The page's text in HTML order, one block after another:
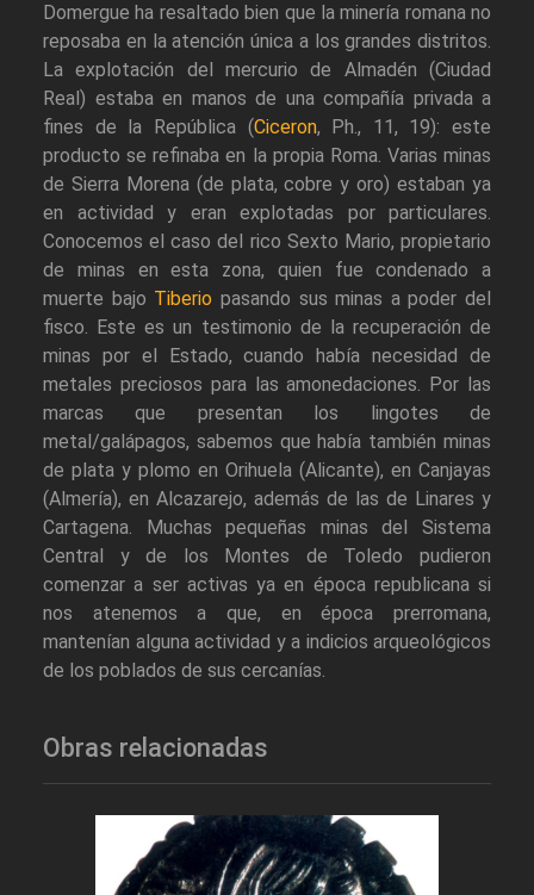
Domergue ha resaltado bien que la minería romana no
reposaba en la atención única a los grandes distritos.
La explotación del mercurio de Almadén (Ciudad
Real) estaba en manos de una compañía privada a
fines de la República (Ciceron, Ph., 11, 19): este
producto se refinaba en la propia Roma. Varias minas
de Sierra Morena (de plata, cobre y oro) estaban ya
en actividad y eran explotadas por particulares.
Conocemos el caso del rico Sexto Mario, propietario
de minas en esta zona, quien fue condenado a
muerte bajo Tiberio pasando sus minas a poder del
fisco. Este es un testimonio de la recuperación de
minas por el Estado, cuando había necesidad de
metales preciosos para las amonedaciones. Por las
marcas que presentan los lingotes de
metal/galápagos, sabemos que había también minas
de plata y plomo en Orihuela (Alicante), en Canjayas
(Almería), en Alcazarejo, además de las de Linares y
Cartagena. Muchas pequeñas minas del Sistema
Central y de los Montes de Toledo pudieron
comenzar a ser activas ya en época republicana si
nos atenemos a que, en época prerromana,
mantenían alguna actividad y a indicios arqueológicos
de los poblados de sus cercanías.
Obras relacionadas